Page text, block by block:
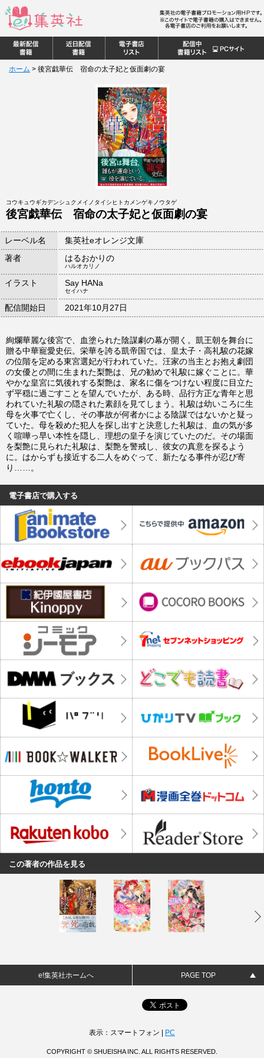
ホーム > 後宮戯華伝 宿命の太子妃と仮面劇の宴
コウキュウギカデンシュクメイノタイシヒトカメンゲキノウタゲ
後宮戯華伝 宿命の太子妃と仮面劇の宴
レーベル名
集英社eオレンジ文庫
著者
はるおかりの
ハルオカリノ
イラスト Say HANa
セイハナ
配信開始日 2021年10月27日
絢爛華麗な後宮で、血塗られた陰謀劇の幕が開く。凱王朝を舞台に
贈る中華寵愛史伝。栄華を誇る凱帝国では、皇太子・高礼駿の花嫁
の位階を定める東宮選妃が行われていた。汪家の当主とお抱え劇団
の女優との間に生まれた梨艶は、兄の勧めで礼駿に嫁ぐことに。華
やかな皇宮に気後れする梨艶は、家名に傷をつけない程度に目立た
ず平穏に過ごすことを望んでいたが、ある時、品行方正な青年と思
われていた礼駿の隠された素顔を見てしまう。礼駿は幼いころに生
母を火事で亡くし、その事故が何者かによる陰謀ではないかと疑っ
ていた。母を殺めた犯人を探し出すと決意した礼駿は、血の気が多
く喧嘩っ早い本性を隠し、理想の皇子を演じていたのだ。その場面
を梨艶に見られた礼駿は、梨艶を警戒し、彼女の真意を探るよう
に。はからずも接近する二人をめぐって、新たなる事件が忍び寄
り……。
電子書店で購入する
この著者の作品を見る
e!集英社ホームへ PAGE TOP
表示：スマートフォン | PC
COPYRIGHT © SHUEISHA INC. ALL RIGHTS RESERVED.